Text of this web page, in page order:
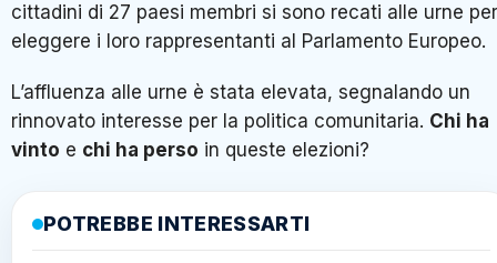
cittadini di 27 paesi membri si sono recati alle urne per
eleggere i loro rappresentanti al Parlamento Europeo.
L’affluenza alle urne è stata elevata, segnalando un
rinnovato interesse per la politica comunitaria. Chi ha
vinto e chi ha perso in queste elezioni?
POTREBBE INTERESSARTI